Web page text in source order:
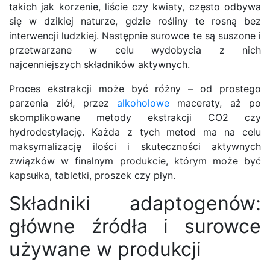
takich jak korzenie, liście czy kwiaty, często odbywa
się w dzikiej naturze, gdzie rośliny te rosną bez
interwencji ludzkiej. Następnie surowce te są suszone i
przetwarzane w celu wydobycia z nich
najcenniejszych składników aktywnych.
Proces ekstrakcji może być różny – od prostego
parzenia ziół, przez alkoholowe maceraty, aż po
skomplikowane metody ekstrakcji CO2 czy
hydrodestylację. Każda z tych metod ma na celu
maksymalizację ilości i skuteczności aktywnych
związków w finalnym produkcie, którym może być
kapsułka, tabletki, proszek czy płyn.
Składniki adaptogenów:
główne źródła i surowce
używane w produkcji